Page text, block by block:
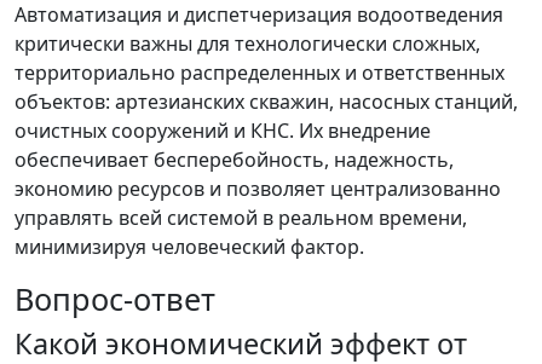
Автоматизация и диспетчеризация водоотведения
критически важны для технологически сложных,
территориально распределенных и ответственных
объектов: артезианских скважин, насосных станций,
очистных сооружений и КНС. Их внедрение
обеспечивает бесперебойность, надежность,
экономию ресурсов и позволяет централизованно
управлять всей системой в реальном времени,
минимизируя человеческий фактор.
Вопрос-ответ
Какой экономический эффект от